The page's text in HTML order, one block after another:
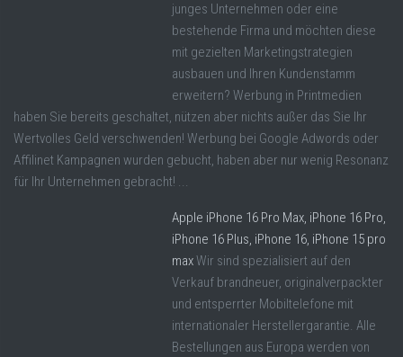
junges Unternehmen oder eine
bestehende Firma und möchten diese
mit gezielten Marketingstrategien
ausbauen und Ihren Kundenstamm
erweitern? Werbung in Printmedien
haben Sie bereits geschaltet, nützen aber nichts außer das Sie Ihr
Wertvolles Geld verschwenden! Werbung bei Google Adwords oder
Affilinet Kampagnen wurden gebucht, haben aber nur wenig Resonanz
für Ihr Unternehmen gebracht! ...
Apple iPhone 16 Pro Max, iPhone 16 Pro,
iPhone 16 Plus, iPhone 16, iPhone 15 pro
maxWir sind spezialisiert auf den
Verkauf brandneuer, originalverpackter
und entsperrter Mobiltelefone mit
internationaler Herstellergarantie. Alle
Bestellungen aus Europa werden von